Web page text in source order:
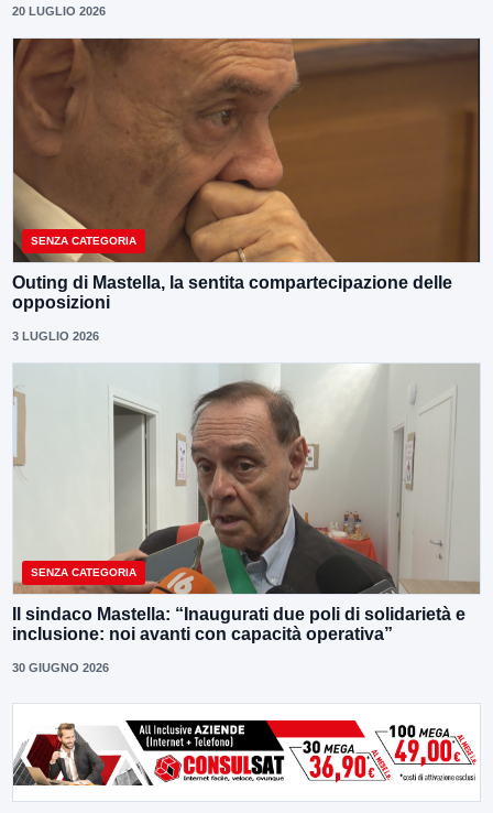
20 LUGLIO 2026
SENZA CATEGORIA
Outing di Mastella, la sentita compartecipazione delle
opposizioni
3 LUGLIO 2026
SENZA CATEGORIA
Il sindaco Mastella: “Inaugurati due poli di solidarietà e
inclusione: noi avanti con capacità operativa”
30 GIUGNO 2026